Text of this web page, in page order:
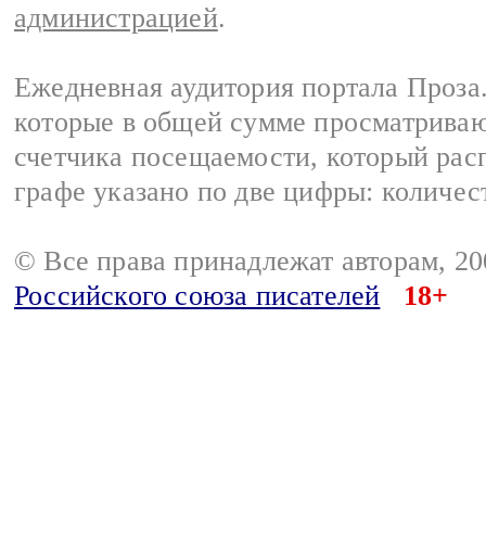
администрацией.
Ежедневная аудитория портала
которые в общей сумме
счетчика посещаемости, который
графе указано по две цифры:
© Все права принадлежат авторам,
Российского союза писателей
18+